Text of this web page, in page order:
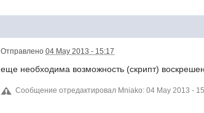
Отправлено 04 May 2013 - 15:17
еще необходима возможность (скрипт)
Сообщение отредактировал Mniako: 04 May 2013 -